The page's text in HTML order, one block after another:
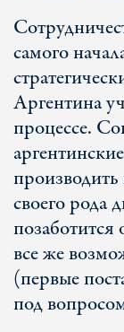
самого
Аргентина
процессе.
своего рода
позаботится
все же
(первые
под